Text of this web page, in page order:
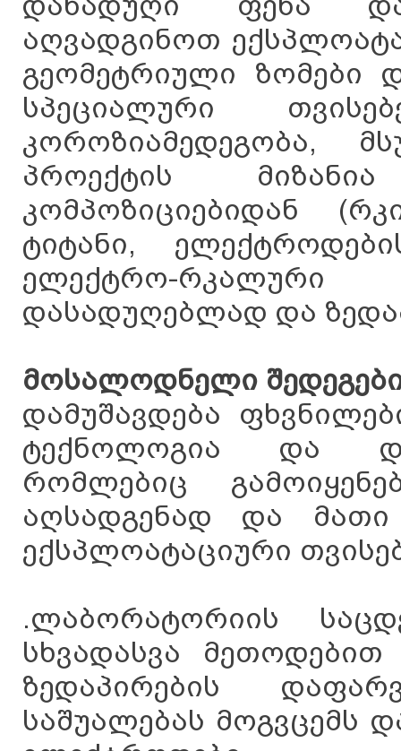
აღვადგინოთ
გეომეტრიული ზომები
სპეციალური
კოროზიამედეგობა,
პროექტის
კომპოზიციებიდან
ტიტანი,
ელექტრო-
დასადუღებლად და
მოსალოდნელი
დამუშავდება
ტექნოლოგია და
რომლებიც
აღსადგენად და მათი
ექსპლოატაციური
.ლაბორატორიის
სხვადასვა
ზედაპირების
საშუალებას მოგვცემს